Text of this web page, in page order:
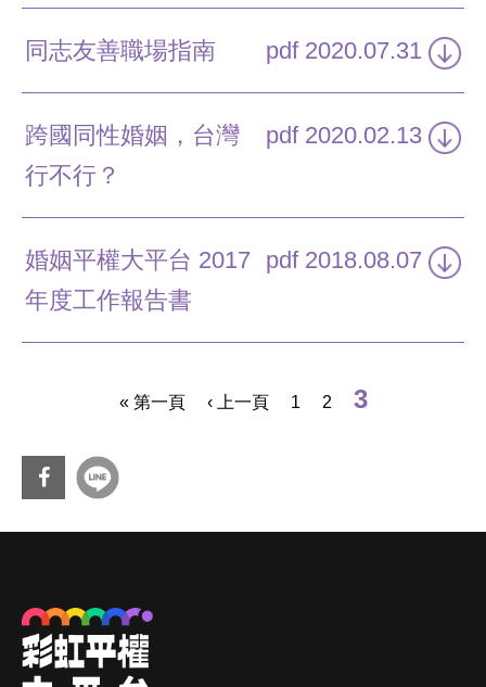
同志友善職場指南 pdf 2020.07.31
跨國同性婚姻，台灣
行不行？
pdf 2020.02.13
婚姻平權大平台 2017
年度工作報告書
pdf 2018.08.07
« 第一頁 ‹ 上一頁 1 2 3
cebo
ok